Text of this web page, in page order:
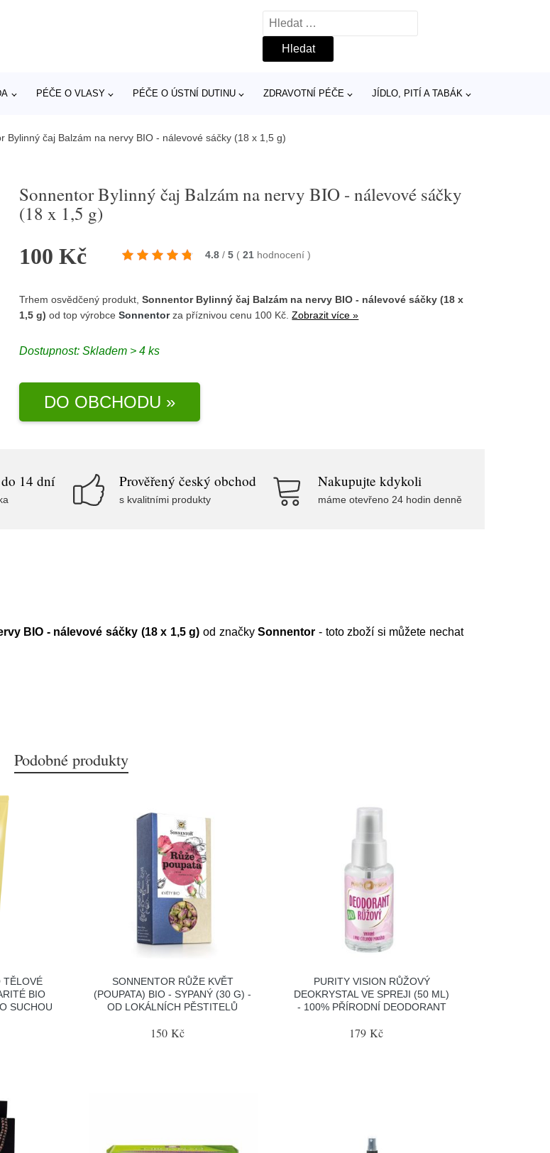
Vyhledávání
PÉČE O VLASY PÉČE O ÚSTNÍ DUTINU ZDRAVOTNÍ PÉČE JÍDLO, PITÍ A TABÁK
Bylinný čaj Balzám na nervy BIO - nálevové sáčky (18 x 1,5 g)
Sonnentor Bylinný čaj Balzám na nervy BIO - nálevové sáčky
(18 x 1,5 g)
100 Kč 4.8 / 5 ( 21 hodnocení)
Trhem osvědčený produkt,Sonnentor Bylinný čaj Balzám na nervy BIO - nálevové sáčky (18 x
1,5 g) od top výrobceSonnentorza příznivou cenu 100 Kč.Zobrazit více »
Dostupnost:Skladem > 4 ks
DO OBCHODU »
14 dní Prověřený český obchod
s kvalitními produkty
Nakupujte kdykoli
máme otevřeno 24 hodin denně
BIO - nálevové sáčky (18 x 1,5 g) od značkySonnentor - toto zboží si můžete nechat
Podobné produkty
TĚLOVÉ
BIO
SUCHOU
SONNENTOR RŮŽE KVĚT
(POUPATA) BIO - SYPANÝ (30 G) -
OD LOKÁLNÍCH PĚSTITELŮ
150 Kč
PURITY VISION RŮŽOVÝ
DEOKRYSTAL VE SPREJI (50 ML)
- 100% PŘÍRODNÍ DEODORANT
179 Kč